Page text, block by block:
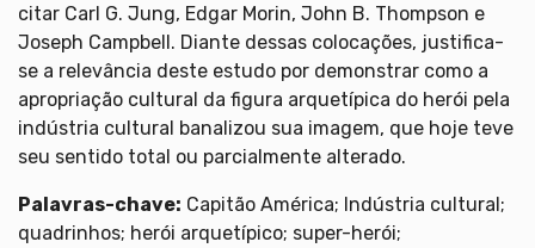
citar Carl G. Jung, Edgar Morin, John B. Thompson e
Joseph Campbell. Diante dessas colocações, justifica-
se a relevância deste estudo por demonstrar como a
apropriação cultural da figura arquetípica do herói pela
indústria cultural banalizou sua imagem, que hoje teve
seu sentido total ou parcialmente alterado.
Palavras-chave: Capitão América; Indústria cultural;
quadrinhos; herói arquetípico; super-herói;